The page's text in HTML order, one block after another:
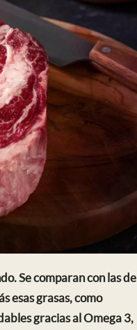
Se comparan con las de
esas grasas, como
gracias al Omega 3,